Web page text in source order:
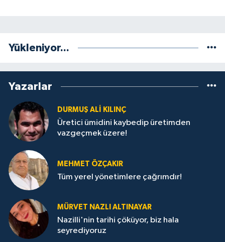
Yükleniyor...
Yazarlar
DURMUŞ ALI KILINÇ
Üretici ümidini kaybedip üretimden
vazgeçmek üzere!
MEHMET ÖZÇAKIR
Tüm yerel yönetimlere çağrımdır!
MÜRVET NAZLI ALTINAYAR
Nazilli'nin tarihi çöküyor, biz hala
seyrediyoruz